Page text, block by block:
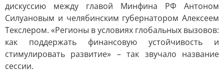
дискуссию между главой Минфина РФ Антоном
Силуановым и челябинским губернатором Алексеем
Текслером. «Регионы в условиях глобальных вызовов:
как поддержать финансовую устойчивость и
стимулировать развитие» – так звучало название
сессии.